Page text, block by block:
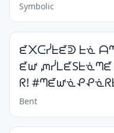
Symbolic
ᘿ᙭ᑢᓰᖶᘿᕲ ᖶᓍ
ᘿᘺ
ᖇ!
Bent